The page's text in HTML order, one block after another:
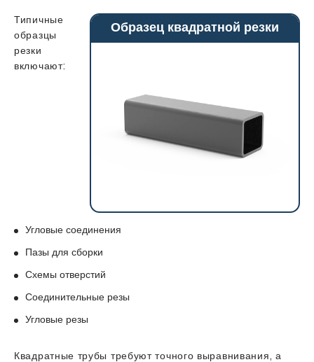
Образец квадратной резки
Типичные
образцы
резки
включают:
Угловые соединения
Пазы для сборки
Схемы отверстий
Соединительные резы
Угловые резы
Квадратные трубы требуют точного выравнивания, а